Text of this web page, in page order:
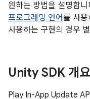
원하는 방법을 설명합니
프로그래밍 언어를 사
사용하는 구현의 경우
Unity SDK 개요
Play In-App Update